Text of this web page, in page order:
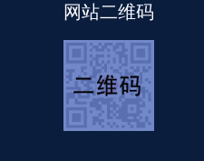
网站二维码